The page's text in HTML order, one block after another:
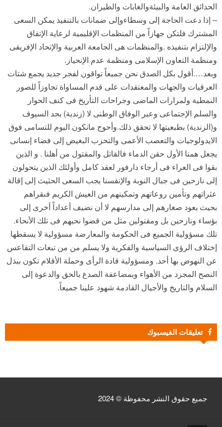
الحدائق العامة والبيئةوالغابات والطيران.
– إذا دعت الحاجة إلى وسطاءوإلى ضمانات بالتنفيذ يمكن السعى
المشترك فلتكن جهازاً من المنظمات الإقليمية لرعاية الإتفاق
والإلتزام بتنفيذه .والمنظمات هى الجامعة العربية والإتحاد الإفريقى
ومنظمة التعاون الإسلامى ومنظمة عدم الإنحياز.
وبعد….أقول بكل الصدق نحن جميعاً تواقون لفجر جديد يجمع شتات
العرقيات والجهات والمعتقدات على قدم المساواة تجاوزاً للصور
النمطية ولمرارات الماضى وجراحات التأريخ فى كنف الحوار
والسلم الإجتماعى وعبر الوفاق الوطنى لا (زندية) بحد السيوف
و(الزندية) بطبعيتها لا تحقق ذلك.وأحوج مانكون اليوم للتسامى فوق
الايدولوجيات والتعصب الأعمى والتحزب البغيض إلى فضاء إنسانى
يجعل همنا الأول حقن الدماء فالقاتل والمقتول من أهلنا . و الذين
بقوا فى العراء فى أرجاء دارفور لعقد كامل وأولئك الذين يتحولون
إلى نازحين فى جبال النوبة والإنقسنا يجب السعى الحثيث إلى إقالة
عثراتهم وتأمين روعاتهم وتمكينهم من العيش الكريم فىقراهم
بحيث يعود صغارهم إلى مدارسهم لا أن نضيف أعداداً أخرى إلى
بؤساء ونازحين بل ومقتولين مثل من قضوا نحبهم فى تلك الأنحاء.
تلك مسؤولية الجميع فى الحكومة والمعارضة مسؤولية لا يسقطها
إختلاف الرؤى السياسية والفكرية ولا يسلم من من تبعات التقاعس
عن النهوض بها أحد. ومسؤولية قادة الرأى وحملة الأقلام تكون ببذل
النصح المجرد من الأهواء وبمضاعفة الصدع بالحق والدعوة إلى
السلام والتاريخ والأجيال القادمة شهود علينا جميعاً.
تعليقات الفيسبوك
جميع حقوق النشر محفوظة © 2024